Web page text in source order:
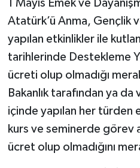
1 Mayıs Emek ve
Atatürk’ü Anma, Gençlik
yapılan etkinlikler ile
tarihlerinde Destekleme
ücreti olup olmadığı
Bakanlık tarafından ya
içinde yapılan her
kurs ve seminerde görev
ücret olup olmadığını